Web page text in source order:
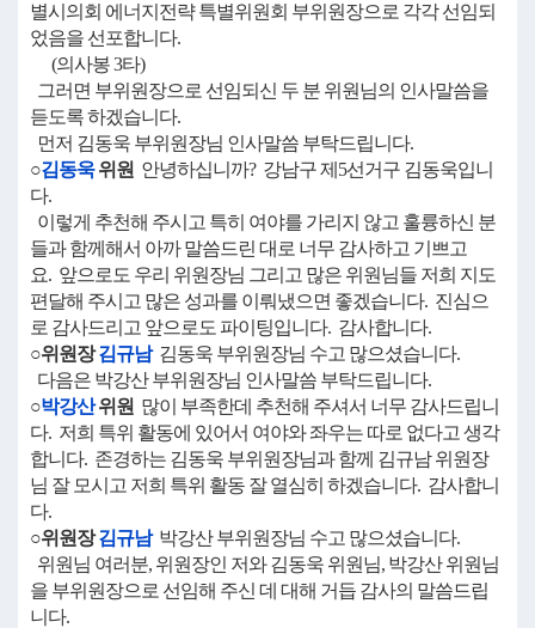
별시의회 에너지전략 특별위원회 부위원장으로 각각 선임되
었음을 선포합니다.
(의사봉 3타)
그러면 부위원장으로 선임되신 두 분 위원님의 인사말씀을
듣도록 하겠습니다.
먼저 김동욱 부위원장님 인사말씀 부탁드립니다.
○김동욱위원 안녕하십니까? 강남구 제5선거구 김동욱입니
다.
이렇게 추천해 주시고 특히 여야를 가리지 않고 훌륭하신 분
들과 함께해서 아까 말씀드린 대로 너무 감사하고 기쁘고
요. 앞으로도 우리 위원장님 그리고 많은 위원님들 저희 지도
편달해 주시고 많은 성과를 이뤄냈으면 좋겠습니다. 진심으
로 감사드리고 앞으로도 파이팅입니다. 감사합니다.
○위원장김규남김동욱 부위원장님 수고 많으셨습니다.
다음은 박강산 부위원장님 인사말씀 부탁드립니다.
○박강산위원 많이 부족한데 추천해 주셔서 너무 감사드립니
다. 저희 특위 활동에 있어서 여야와 좌우는 따로 없다고 생각
합니다. 존경하는 김동욱 부위원장님과 함께 김규남 위원장
님 잘 모시고 저희 특위 활동 잘 열심히 하겠습니다. 감사합니
다.
○위원장김규남박강산 부위원장님 수고 많으셨습니다.
위원님 여러분, 위원장인 저와 김동욱 위원님, 박강산 위원님
을 부위원장으로 선임해 주신 데 대해 거듭 감사의 말씀드립
니다.